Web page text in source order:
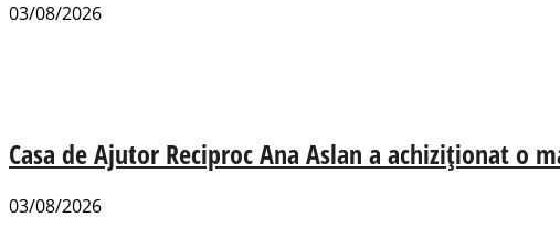
03/08/2026
Casa de Ajutor Reciproc Ana Aslan a achiziționat
03/08/2026